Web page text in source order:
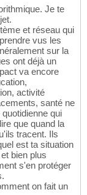
Je te
et réseau qui
vus les
sur la
ont déjà un
va encore
activité
santé ne
qui
que quand la
tracent. Ils
est ta situation
bien plus
s'en protéger
on fait un